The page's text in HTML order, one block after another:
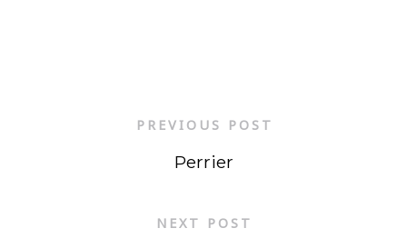
PREVIOUS POST
Perrier
NEXT POST